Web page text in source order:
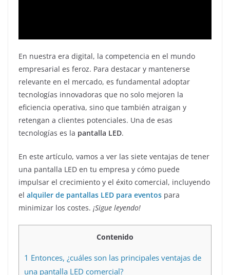
En nuestra era digital, la competencia en el mundo
empresarial es feroz. Para destacar y mantenerse
relevante en el mercado, es fundamental adoptar
tecnologías innovadoras que no solo mejoren la
eficiencia operativa, sino que también atraigan y
retengan a clientes potenciales. Una de esas
tecnologías es la pantalla LED.
En este artículo, vamos a ver las siete ventajas de tener
una pantalla LED en tu empresa y cómo puede
impulsar el crecimiento y el éxito comercial, incluyendo
el alquiler de pantallas LED para eventos para
minimizar los costes. ¡Sigue leyendo!
Contenido
1 Entonces, ¿cuáles son las principales ventajas de
una pantalla LED comercial?